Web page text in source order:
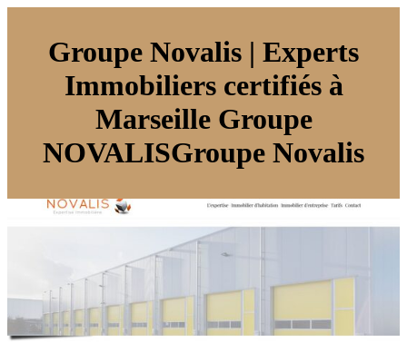
Groupe Novalis | Experts
Immobiliers certifiés à
Marseille Groupe
NOVALISGrou­pe Novalis